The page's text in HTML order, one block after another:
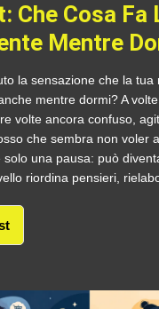
Che Cosa Fa
Mentre
la sensazione che la tua
mentre dormi? A
volte ancora confuso,
che sembra non voler
solo una pausa: può
riordina pensieri,